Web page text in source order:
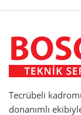
Tecrübeli
donanımlı